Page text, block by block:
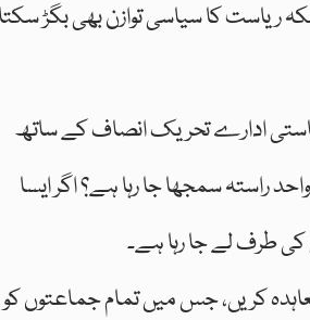
کا سیاسی توازن بھی بگڑ
ادارے تحریک انصاف کے ساتھ
راستہ سمجھا جا رہا ہے؟ اگر ایسا
طرف لے جا رہا ہے۔
کریں، جس میں تمام جماعتوں کو